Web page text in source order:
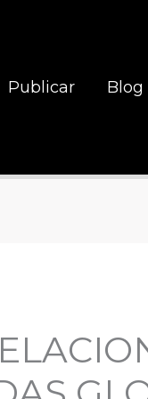
Publicar Blog